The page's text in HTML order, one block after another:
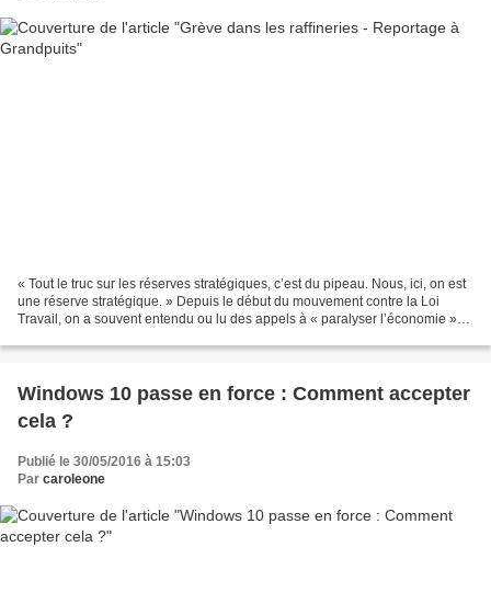
« Tout le truc sur les réserves stratégiques, c’est du pipeau. Nous, ici, on est
une réserve stratégique. » Depuis le début du mouvement contre la Loi
Travail, on a souvent entendu ou lu des appels à « paralyser l’économie »
Windows 10 passe en force : Comment accepter
cela ?
Publié le 30/05/2016 à 15:03
Par caroleone